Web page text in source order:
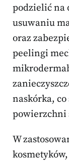
podzielić na
usuwaniu
oraz
peelingi
naskórka,
powierzchni
W